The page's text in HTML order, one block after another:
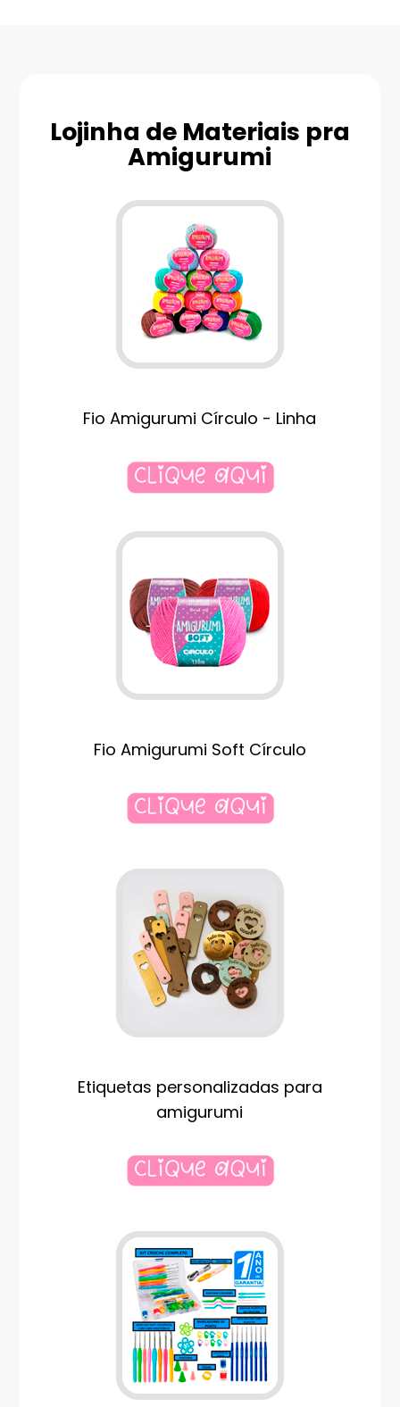
Lojinha de Materiais pra
Amigurumi
Fio Amigurumi Círculo - Linha
Fio Amigurumi Soft Círculo
Etiquetas personalizadas para
amigurumi